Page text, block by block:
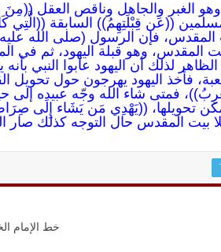
الغبر والجاهل وناقص العقل ((مِنَ
((عَن قِبْلَتِهِمُ)) السابقة ((الَّتِي
فإن الرسول (صلى الله
المقدس، وهو قبلة اليهود، ثم في
لذلك أن اليهود عابوا النبي
فأخذ اليهود يهرجون حول تحويل
فمتى شاء الله وجّه عبيده إلى
تحويلها، ((يَهْدِي مَن يَشَاء إِلَى
بيت المقدس حال التوجه كذلك صار
خط الإمام